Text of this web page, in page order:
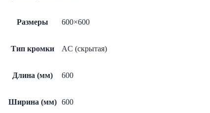
Размеры 600×600
Тип кромки AC (скрытая)
Длина (мм) 600
Ширина (мм) 600